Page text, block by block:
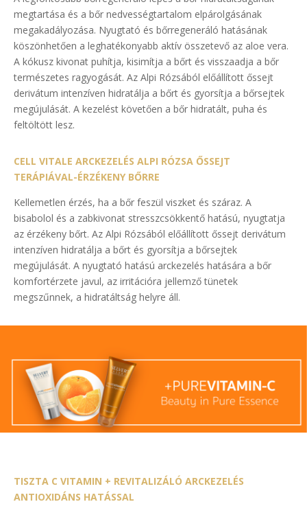
megtartása és a bőr nedvességtartalom elpárolgásának
megakadályozása. Nyugtató és bőrregeneráló hatásának
köszönhetően a leghatékonyabb aktív összetevő az aloe vera.
A kókusz kivonat puhítja, kisimítja a bőrt és visszaadja a bőr
természetes ragyogását. Az Alpi Rózsából előállított őssejt
derivátum intenzíven hidratálja a bőrt és gyorsítja a bőrsejtek
megújulását. A kezelést követően a bőr hidratált, puha és
feltöltött lesz.
CELL VITALE ARCKEZELÉS ALPI RÓZSA ŐSSEJT
TERÁPIÁVAL-ÉRZÉKENY BŐRRE
Kellemetlen érzés, ha a bőr feszül viszket és száraz. A
bisabolol és a zabkivonat stresszcsökkentő hatású, nyugtatja
az érzékeny bőrt. Az Alpi Rózsából előállított őssejt derivátum
intenzíven hidratálja a bőrt és gyorsítja a bőrsejtek
megújulását. A nyugtató hatású arckezelés hatására a bőr
komfortérzete javul, az irritációra jellemző tünetek
megszűnnek, a hidratáltság helyre áll.
TISZTA C VITAMIN + REVITALIZÁLÓ ARCKEZELÉS
ANTIOXIDÁNS HATÁSSAL